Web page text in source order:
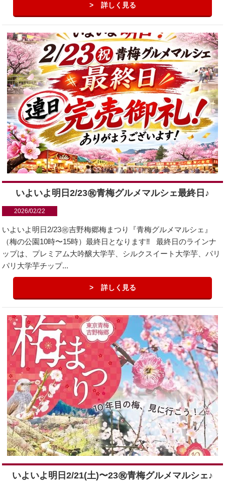
詳しく見る
いよいよ明日2/23㊗︎青梅グルメマルシェ最終日♪
2026/02/22
いよいよ明日2/23㊗︎吉野梅郷梅まつり『青梅グルメマルシェ』
（梅の公園10時〜15時）最終日となります‼️ 最終日のラインナ
ップは、プレミアム大吟醸大学芋、シルクスイート大学芋、パリ
パリ大学芋チップ...
詳しく見る
いよいよ明日2/21(土)〜23㊗︎青梅グルメマルシェ♪